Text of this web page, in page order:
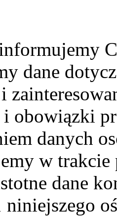
dane
obowiązki
danych
w trakcie
dane
niniejszego